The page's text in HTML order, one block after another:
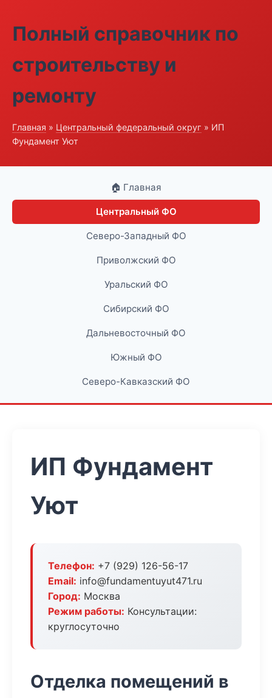
Полный справочник по
строительству и
ремонту
Главная » Центральный федеральный округ » ИП
Фундамент Уют
🏠 Главная
Центральный ФО
Северо-Западный ФО
Приволжский ФО
Уральский ФО
Сибирский ФО
Дальневосточный ФО
Южный ФО
Северо-Кавказский ФО
ИП Фундамент
Уют
Телефон: +7 (929) 126-56-17
Email: info@fundamentuyut471.ru
Город: Москва
Режим работы: Консультации:
круглосуточно
Отделка помещений в